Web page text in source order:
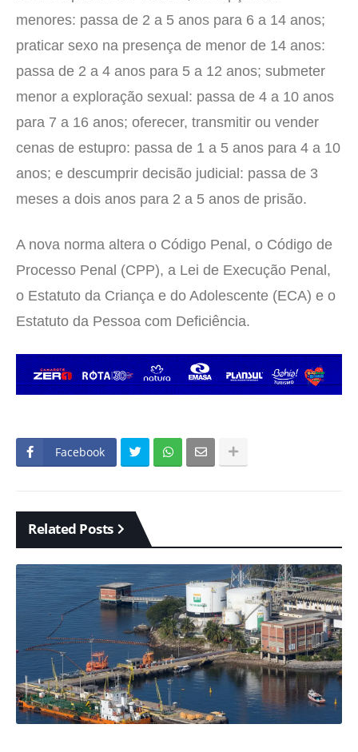
menores: passa de 2 a 5 anos para 6 a 14 anos;
praticar sexo na presença de menor de 14 anos:
passa de 2 a 4 anos para 5 a 12 anos; submeter
menor a exploração sexual: passa de 4 a 10 anos
para 7 a 16 anos; oferecer, transmitir ou vender
cenas de estupro: passa de 1 a 5 anos para 4 a 10
anos; e descumprir decisão judicial: passa de 3
meses a dois anos para 2 a 5 anos de prisão.
A nova norma altera o Código Penal, o Código de
Processo Penal (CPP), a Lei de Execução Penal,
o Estatuto da Criança e do Adolescente (ECA) e o
Estatuto da Pessoa com Deficiência.
Facebook
Related Posts